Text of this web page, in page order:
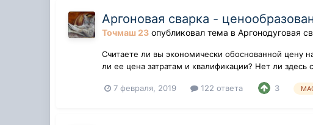
Аргоновая сварка -
Точмаш 23 опубликовал тема вАргонодуговая
Считаете ли вы экономически обоснованной цену
ли ее цена затратам и квалификации? Нет ли
7 февраля, 2019 122 ответа 3